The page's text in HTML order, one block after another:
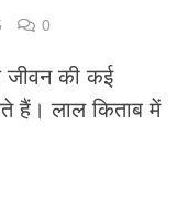
0
जीवन की कई
हैं। लाल किताब में